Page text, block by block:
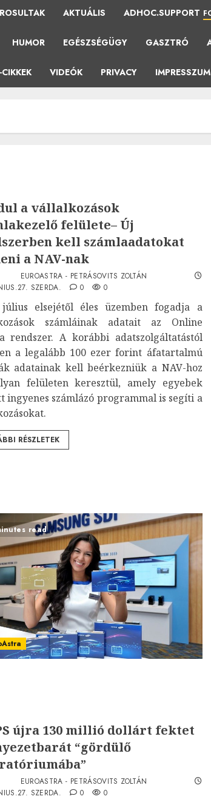
AKTUÁLIS ADHOC.SUPPORT
HUMOR EGÉSZSÉGÜGY GASZTRÓ
CIKKEK VIDEÓK PRIVACY IMPRESSZUM
a vállalkozások
felülete– Új
kell számlaadatokat
a NAV-nak
EUROASTRA - PETRÁSOVITS ZOLTÁN
SZERDA.
0 0
július elsejétől éles üzemben fogadja a
számláinak adatait az Online
rendszer. A korábbi adatszolgáltatástól
a legalább 100 ezer forint áfatartalmú
adatainak kell beérkezniük a NAV-hoz
felületen keresztül, amely egyebek
ingyenes számlázó programmal is segíti a
RÉSZLETEK
read
újra 130 millió dollárt fektet
“gördülő
EUROASTRA - PETRÁSOVITS ZOLTÁN
SZERDA.
0 0